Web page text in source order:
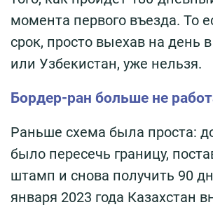
момента первого въезда. То
срок, просто выехав на день
или Узбекистан, уже нельзя.
Бордер-ран больше не
Раньше схема была проста:
было пересечь границу,
штамп и снова получить 90
января 2023 года Казахстан